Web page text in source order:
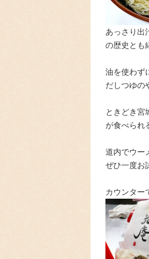
あっさり出
の歴史とも
油を使わず
だしつゆの
ときどき
が食べられ
道内でウー
ぜひ一度お
カウンター